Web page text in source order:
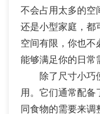
不会占用太多的空
还是小型家庭，都
空间有限，你也不
能够满足你的日常
除了尺寸小巧便
用。它们通常配备
同食物的需要来调